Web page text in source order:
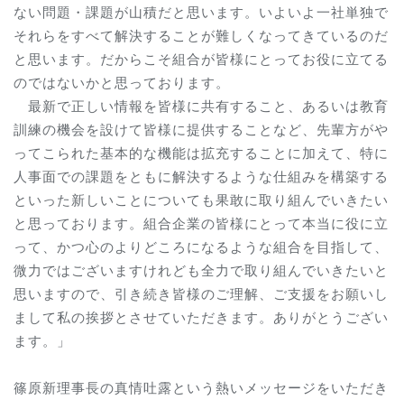
ない問題・課題が山積だと思います。いよいよ一社単独で
それらをすべて解決することが難しくなってきているのだ
と思います。だからこそ組合が皆様にとってお役に立てる
のではないかと思っております。
最新で正しい情報を皆様に共有すること、あるいは教育
訓練の機会を設けて皆様に提供することなど、先輩方がや
ってこられた基本的な機能は拡充することに加えて、特に
人事面での課題をともに解決するような仕組みを構築する
といった新しいことについても果敢に取り組んでいきたい
と思っております。組合企業の皆様にとって本当に役に立
って、かつ心のよりどころになるような組合を目指して、
微力ではございますけれども全力で取り組んでいきたいと
思いますので、引き続き皆様のご理解、ご支援をお願いし
まして私の挨拶とさせていただきます。ありがとうござい
ます。」
篠原新理事長の真情吐露という熱いメッセージをいただき